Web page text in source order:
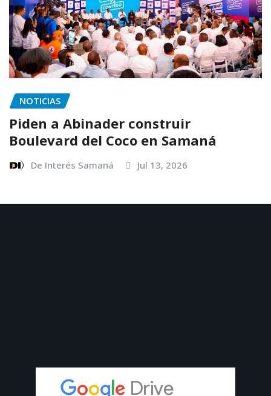
NOTICIAS
Piden a Abinader construir
Boulevard del Coco en Samaná
De Interés Samaná Jul 13, 2026